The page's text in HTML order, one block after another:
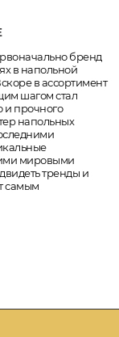
бренд
в напольной
в ассортимент
шагом стал
и прочного
напольных
мировыми
тренды и
самым